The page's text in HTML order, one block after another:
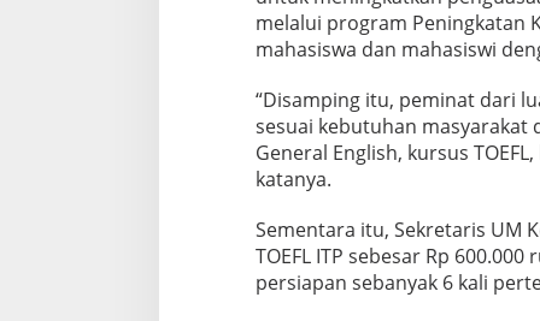
e
m
u
K
a
l
a
a
n
melalui program Peningkatan
mahasiswa dan mahasiswi
“Disamping itu, peminat dari
sesuai kebutuhan
General English, kursus
katanya.
Sementara itu, Sekretaris UM
TOEFL ITP sebesar Rp
persiapan sebanyak 6 kali